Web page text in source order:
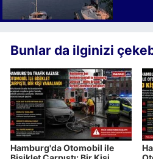
Bunlar da ilginizi
Hamburg'da Otomobil ile